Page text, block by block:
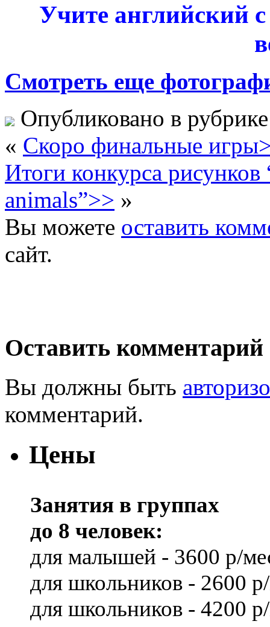
Учите английский
Смотреть еще
Опубликовано в
« Скоро финальные
Итоги конкурса
animals”>> »
Вы можете оставить
сайт.
Оставить комментарий
Вы должны быть
комментарий.
Цены
Занятия в группах
до 8 человек:
для малышей - 3600 р/
для школьников - 2600
для школьников - 4200